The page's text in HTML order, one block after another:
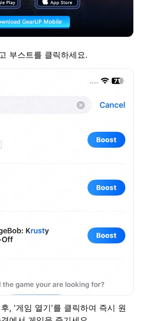
부스트를 클릭하세요.
, '게임 열기'를 클릭하여 즉시 원